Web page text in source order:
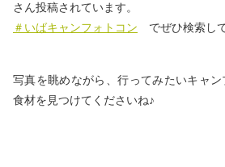
さん投稿されています。
＃いばキャンフォトコン でぜひ検索し
写真を眺めながら、行ってみたいキャ
食材を見つけてくださいね♪